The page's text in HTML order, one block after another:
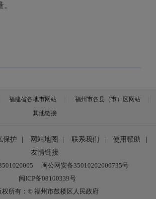
福建省各地市网站
福州市各县（市）区网站
其他链接
保护 网站地图 联系我们 使用帮助
友情链接
闽公网安备35010202000735号
闽ICP备08100339号
权所有：© 福州市鼓楼区人民政府